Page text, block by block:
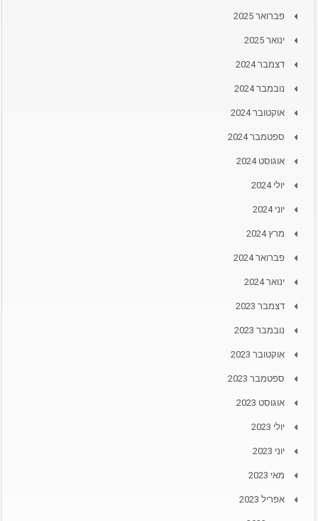
פברואר 2025
ינואר 2025
דצמבר 2024
נובמבר 2024
אוקטובר 2024
ספטמבר 2024
אוגוסט 2024
יולי 2024
יוני 2024
מרץ 2024
פברואר 2024
ינואר 2024
דצמבר 2023
נובמבר 2023
אוקטובר 2023
ספטמבר 2023
אוגוסט 2023
יולי 2023
יוני 2023
מאי 2023
אפריל 2023